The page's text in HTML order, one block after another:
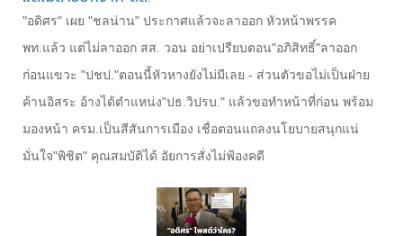
"อดิศร" เผย "ชลน่าน" ประกาศแล้วจะลาออก หัวหน้าพรรค
พท.แล้ว แต่ไม่ลาออก สส. วอน อย่าเปรียบตอน"อภิสิทธิ์"ลาออก
ก่อนแขวะ "ปชป."ตอนนี้หัวหางยังไม่มีเลย -​ ส่วนตัวขอไม่เป็นฝ่าย
ค้านอิสระ อ้างได้ตำแหน่ง"ปธ.วิปรบ." แล้วขอทำหน้าที่ก่อน พร้อม
มองหน้า ครม.เป็นสีสันการเมือง เชื่อตอนแถลงนโยบายสนุกแน่
มั่นใจ"พิชิต" คุณสมบัติได้ อัยการสั่งไม่ฟ้องคดี